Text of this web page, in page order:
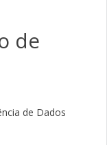
de
de Dados